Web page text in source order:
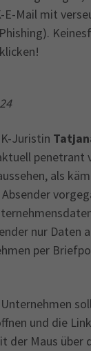
Mail mit
Juristin
penetrant
als
nur Daten
per
und die
der Maus über